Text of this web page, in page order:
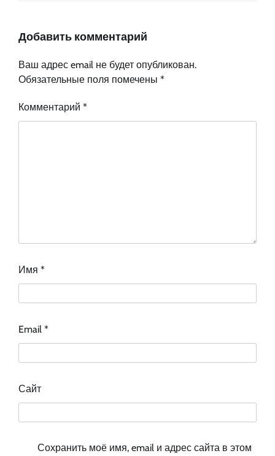
Добавить комментарий
Ваш адрес email не будет опубликован.
Обязательные поля помечены *
Комментарий *
Имя *
Email *
Сайт
Сохранить моё имя, email и адрес сайта в этом